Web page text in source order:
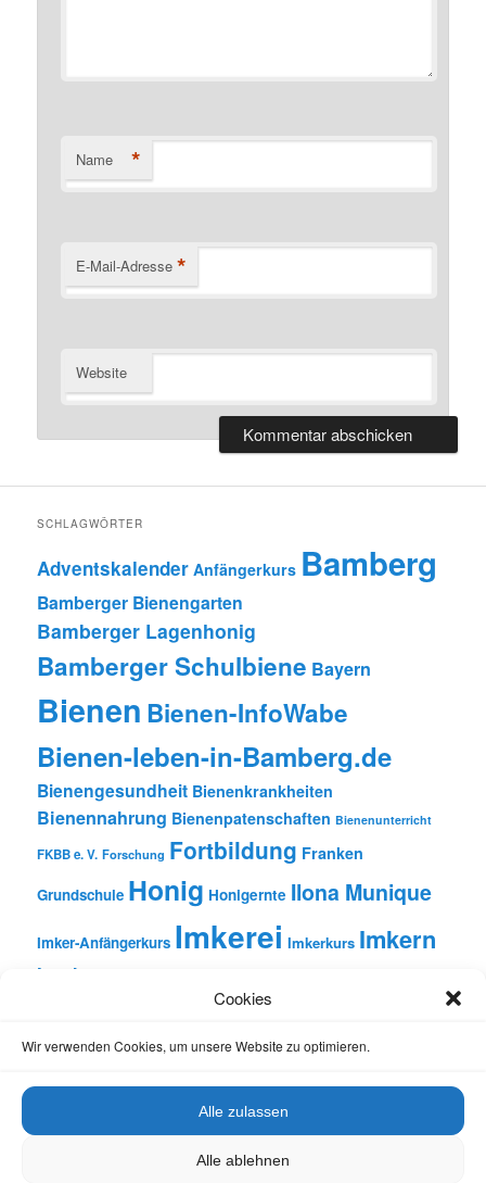
Cookies
Wir verwenden Cookies, um unsere Website zu optimieren.
Alle zulassen
Alle ablehnen
Name *
E-Mail-Adresse *
Website
SCHLAGWÖRTER
Adventskalender Anfängerkurs Bamberg
Bamberger Bienengarten
Bamberger Lagenhonig
Bamberger Schulbiene Bayern
Bienen Bienen-InfoWabe
Bienen-leben-in-Bamberg.de
Bienengesundheit Bienenkrankheiten
Bienennahrung Bienenpatenschaften Bienenunterricht
FKBB e. V. Forschung Fortbildung Franken
Grundschule Honig Honigernte Ilona Munique
Imker-Anfängerkurs Imkerei Imkerkurs Imkern
Insekten
Natur Oberfranken
Unterricht
Vortrag Wachs